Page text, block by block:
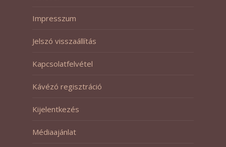
Impresszum
Jelszó visszaállítás
Kapcsolatfelvétel
Kávézó regisztráció
Kijelentkezés
Médiaajánlat